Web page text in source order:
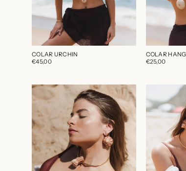
COLAR URCHIN
€45,00
COLAR
€25,00